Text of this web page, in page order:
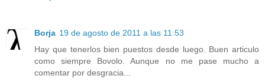
Borja 19 de agosto de 2011 a las 11:53
Hay que tenerlos bien puestos desde luego. Buen articulo
como siempre Bovolo. Aunque no me pase mucho a
comentar por desgracia...